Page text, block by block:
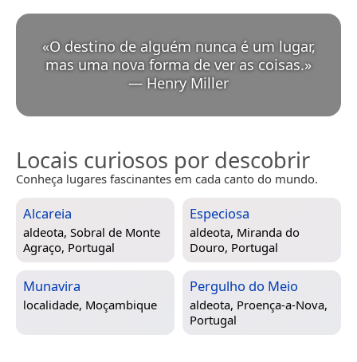
«O destino de alguém nunca é um lugar,
mas uma nova forma de ver as coisas.
— Henry Miller
Locais curiosos por descobrir
Conheça lugares fascinantes em cada canto do mundo.
Alcareia
aldeota, Sobral de Monte
Agraço, Portugal
Especiosa
aldeota, Miranda do
Douro, Portugal
Munavira
localidade, Moçambique
Pergulho do Meio
aldeota, Proença-a-Nova,
Portugal